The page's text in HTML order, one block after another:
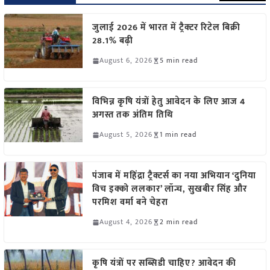
जुलाई 2026 में भारत में ट्रैक्टर रिटेल बिक्री
28.1% बढ़ी
August 6, 2026 5 min read
विभिन्न कृषि यंत्रों हेतु आवेदन के लिए आज 4
अगस्त तक अंतिम तिथि
August 5, 2026 1 min read
पंजाब में महिंद्रा ट्रैक्टर्स का नया अभियान ‘दुनिया
विच इक्को ललकार’ लॉन्च, सुखबीर सिंह और
परमिश वर्मा बने चेहरा
August 4, 2026 2 min read
कृषि यंत्रों पर सब्सिडी चाहिए? आवेदन की